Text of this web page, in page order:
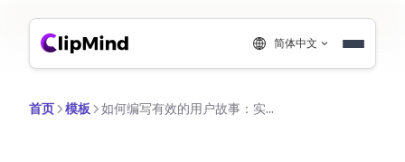
简体中文
首页 模板 如何编写有效的用户故事：实用指南